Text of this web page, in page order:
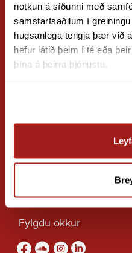
notkun á síðunni með
samstarfsaðilum í
hugsanlega tengja þær við
hefur látið þeim í té eða
þína á þeirra þjónustu.
Reiknivél kerfisframlag
Leiðbeiningar um tengingu
Viðskiptaumhverfið
Staðan á kerfinu
Gagnabanki Landsnets
Upprunaábyrgðir raforku |
Flutningstöp
Landsnet hf.
Kt 580804 2410
Gylfaflöt 9, 112
Neyðartilfelli
Fylgdu okkur
Fylgdu okkur á
sound-cloud
Fylgdu okkur á
Fylgdu